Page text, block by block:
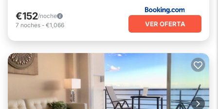
€152/noche
7 noches - €1,066 VER OFERTA